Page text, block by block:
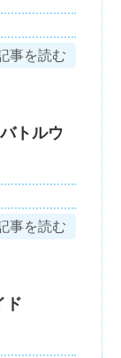
事を読む
トルウ
事を読む
ド